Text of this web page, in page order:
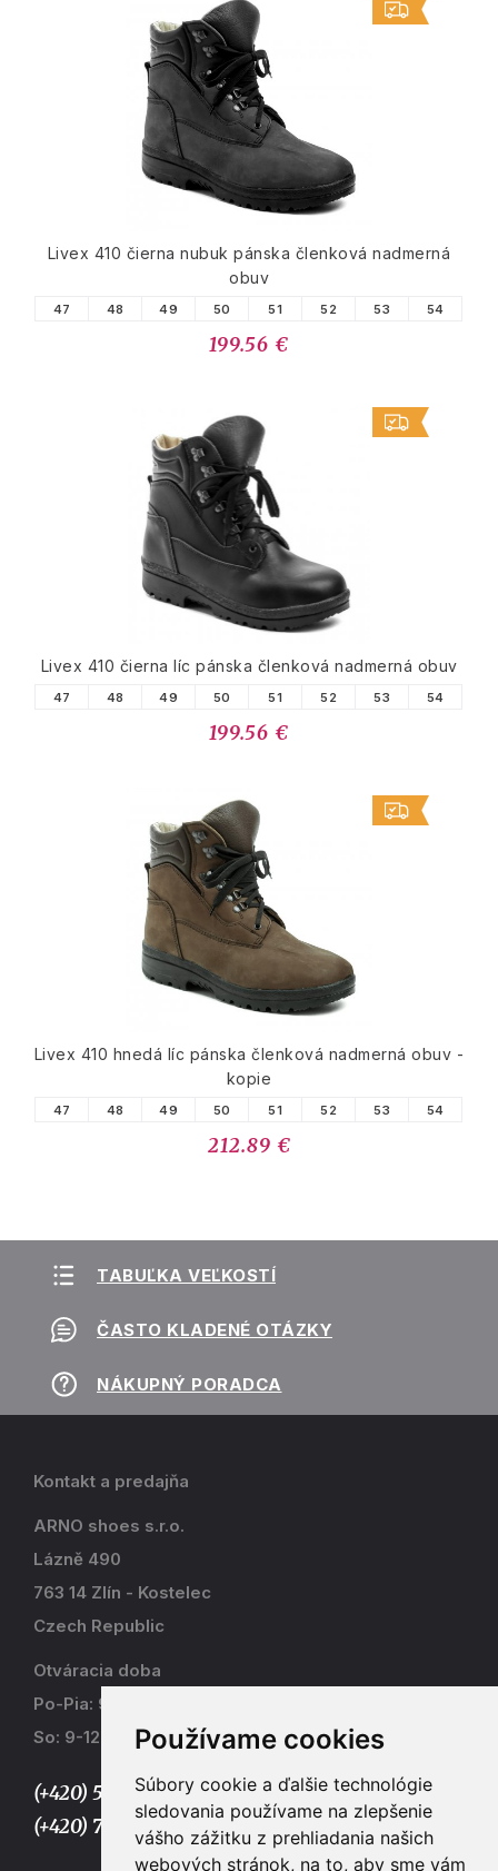
Používame cookies
Súbory cookie a ďalšie technológie
sledovania používame na zlepšenie
vášho zážitku z prehliadania našich
webových stránok, na to, aby sme vám
Livex 410 čierna nubuk pánska členková nadmerná
obuv
47 48 49 50 51 52 53 54
199.56 €
Livex 410 čierna líc pánska členková nadmerná obuv
47 48 49 50 51 52 53 54
199.56 €
Livex 410 hnedá líc pánska členková nadmerná obuv -
kopie
47 48 49 50 51 52 53 54
212.89 €
TABUĽKA VEĽKOSTÍ
ČASTO KLADENÉ OTÁZKY
NÁKUPNÝ PORADCA
Kontakt a predajňa
ARNO shoes s.r.o.
Lázně 490
763 14 Zlín - Kostelec
Czech Republic
Otváracia doba
Po-Pia: 9-17
So: 9-12
(+420) 577 915 036,
(+420) 773 667 390